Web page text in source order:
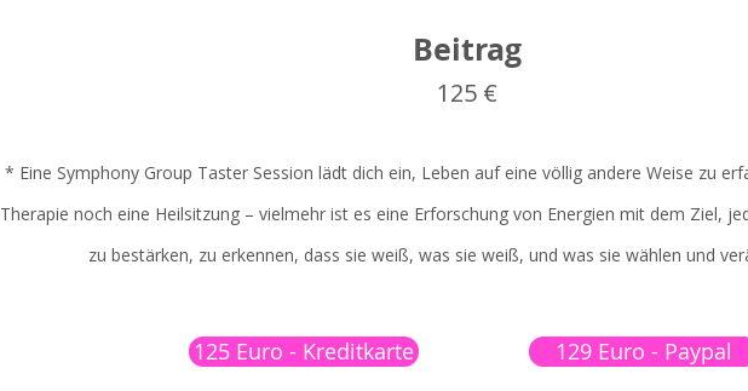
Beitrag
125 €
* Eine Symphony Group Taster Session lädt dich ein, Leben auf eine völlig andere Weise zu
Therapie noch eine Heilsitzung – vielmehr ist es eine Erforschung von Energien mit dem Ziel,
zu bestärken, zu erkennen, dass sie weiß, was sie weiß, und was sie wählen und
125 Euro - Kreditkarte 129 Euro - Paypal